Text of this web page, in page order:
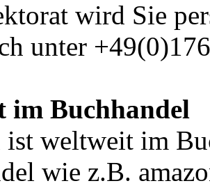
wird Sie
unter
im Buchhandel
weltweit im
wie z.B.